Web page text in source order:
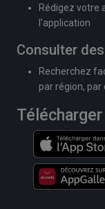
Rédigez votre
l'application
Consulter
Recherchez
par région,
Télécharger